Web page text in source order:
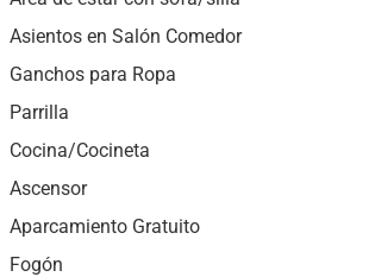
Asientos en Salón Comedor
Ganchos para Ropa
Parrilla
Cocina/Cocineta
Ascensor
Aparcamiento Gratuito
Fogón